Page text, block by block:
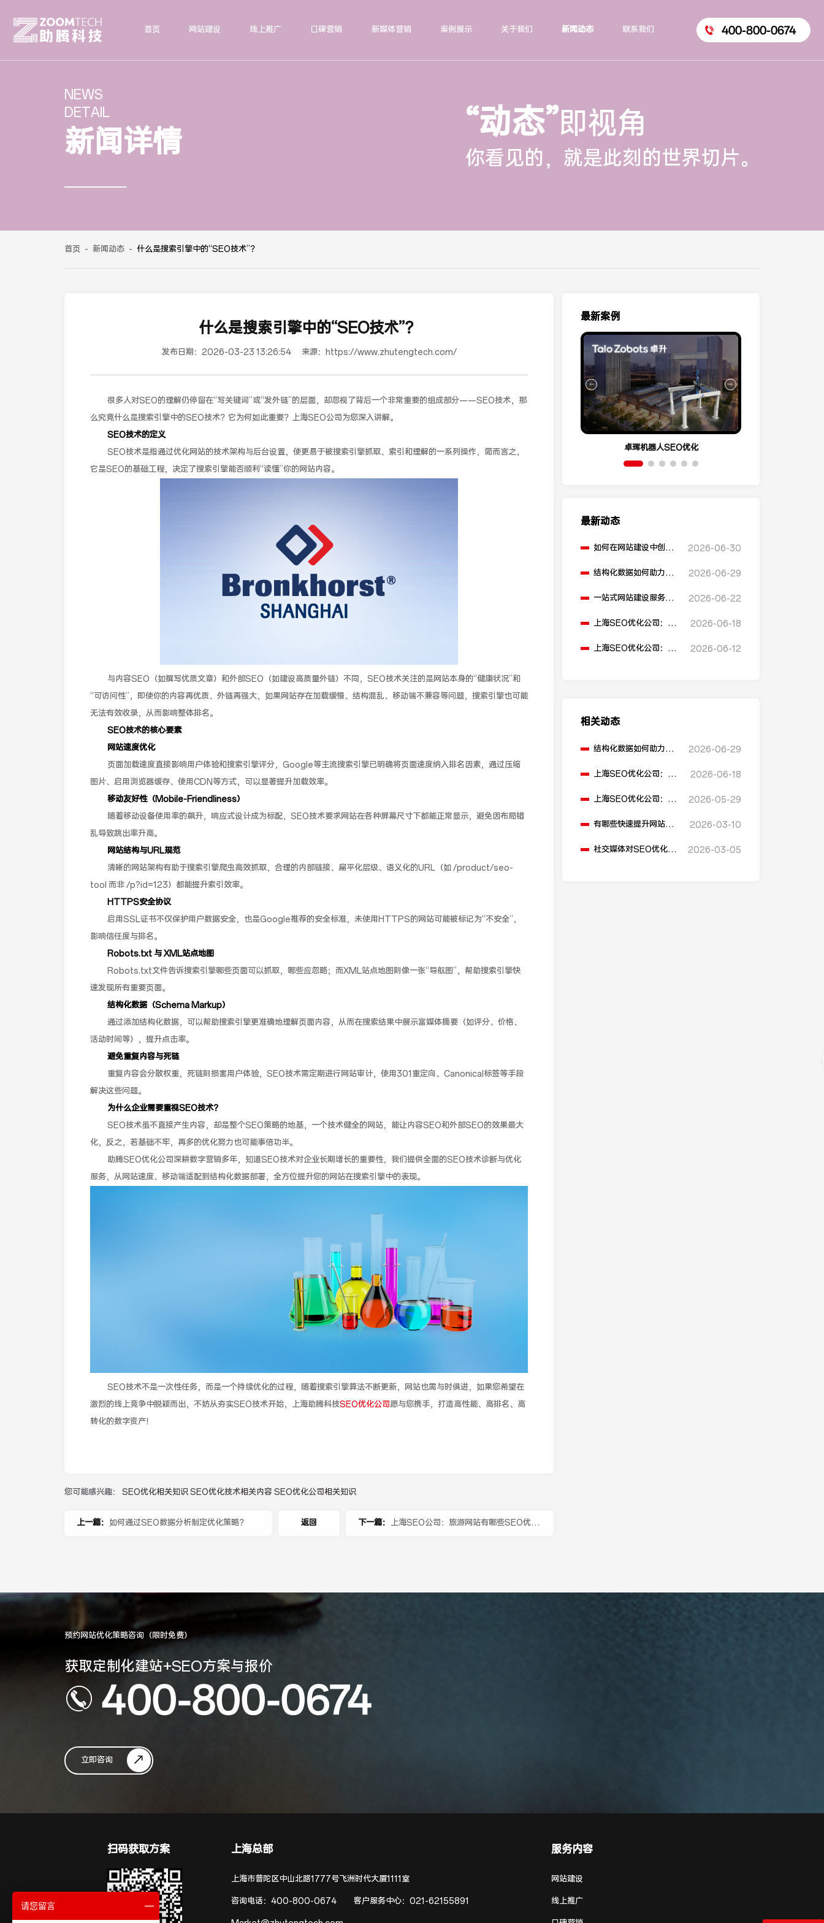
首页 网站建设 线上推广 口碑营销 新媒体营销 案例展示 关于我们 新闻动态 联系我们 400-800-0674
NEWS
DETAIL
新闻详情 “动态”即视角
你看见的，就是此刻的世界切片。
首页 - 新闻动态 - 什么是搜索引擎中的“SEO技术”？
什么是搜索引擎中的“SEO技术”？
发布日期： 2026-03-23 13:26:54 来源： https://www.zhutengtech.com/
很多人对SEO的理解仍停留在“写关键词”或“发外链”的层面，却忽视了背后一个非常重要的组成部分——SEO技术，那
么究竟什么是搜索引擎中的SEO技术？它为何如此重要？上海SEO公司为您深入讲解。
SEO技术的定义
SEO技术是指通过优化网站的技术架构与后台设置，使更易于被搜索引擎抓取、索引和理解的一系列操作，简而言之，
它是SEO的基础工程，决定了搜索引擎能否顺利“读懂”你的网站内容。
与内容SEO（如撰写优质文章）和外部SEO（如建设高质量外链）不同，SEO技术关注的是网站本身的“健康状况”和
“可访问性”，即使你的内容再优质、外链再强大，如果网站存在加载缓慢、结构混乱、移动端不兼容等问题，搜索引擎也可能
无法有效收录，从而影响整体排名。
SEO技术的核心要素
网站速度优化
页面加载速度直接影响用户体验和搜索引擎评分，Google等主流搜索引擎已明确将页面速度纳入排名因素，通过压缩
图片、启用浏览器缓存、使用CDN等方式，可以显著提升加载效率。
移动友好性（Mobile-Friendliness）
随着移动设备使用率的飙升，响应式设计成为标配，SEO技术要求网站在各种屏幕尺寸下都能正常显示，避免因布局错
乱导致跳出率升高。
网站结构与URL规范
清晰的网站架构有助于搜索引擎爬虫高效抓取，合理的内部链接、扁平化层级、语义化的URL（如 /product/seo-
tool 而非 /p?id=123）都能提升索引效率。
HTTPS安全协议
启用SSL证书不仅保护用户数据安全，也是Google推荐的安全标准，未使用HTTPS的网站可能被标记为“不安全”，
影响信任度与排名。
Robots.txt 与 XML站点地图
Robots.txt文件告诉搜索引擎哪些页面可以抓取，哪些应忽略；而XML站点地图则像一张“导航图”，帮助搜索引擎快
速发现所有重要页面。
结构化数据（Schema Markup）
通过添加结构化数据，可以帮助搜索引擎更准确地理解页面内容，从而在搜索结果中展示富媒体摘要（如评分、价格、
活动时间等），提升点击率。
避免重复内容与死链
重复内容会分散权重，死链则损害用户体验，SEO技术需定期进行网站审计，使用301重定向、Canonical标签等手段
解决这些问题。
为什么企业需要重视SEO技术？
SEO技术虽不直接产生内容，却是整个SEO策略的地基，一个技术健全的网站，能让内容SEO和外部SEO的效果最大
化，反之，若基础不牢，再多的优化努力也可能事倍功半。
助腾SEO优化公司深耕数字营销多年，知道SEO技术对企业长期增长的重要性，我们提供全面的SEO技术诊断与优化
服务，从网站速度、移动端适配到结构化数据部署，全方位提升您的网站在搜索引擎中的表现。
SEO技术不是一次性任务，而是一个持续优化的过程，随着搜索引擎算法不断更新，网站也需与时俱进，如果您希望在
激烈的线上竞争中脱颖而出，不妨从夯实SEO技术开始，上海助腾科技SEO优化公司愿与您携手，打造高性能、高排名、高
转化的数字资产！
您可能感兴趣： SEO优化相关知识SEO优化技术相关内容 SEO优化公司相关知识
上一篇： 如何通过SEO数据分析制定优化策略？ 下一篇： 上海SEO公司：旅游网站有哪些SEO优化
返回
最新案例
道合餐饮行业词SEO优化 卓珲机器人SEO优化
最新动态
如何在网站建设中创建
2026-06-30
结构化数据如何助力
2026-06-29
一站式网站建设服务平
2026-06-22
上海SEO优化公司：如
升点击率和SEO效果？
2026-06-18
上海SEO优化公司：有
2026-06-12
相关动态
结构化数据如何助力
2026-06-29
上海SEO优化公司：如
升点击率和SEO效果？
2026-06-18
上海SEO优化公司：自
优化？
2026-05-29
有哪些快速提升网站流
2026-03-10
社交媒体对SEO优化具
2026-03-05
预约网站优化策略咨询（限时免费）
获取定制化建站+SEO方案与报价
400-800-0674
立即咨询
扫码获取方案 上海总部
上海市普陀区中山北路1777号飞洲时代大厦1111室
咨询电话：400-800-0674 客户服务中心：021-62155891
服务内容
网站建设
线上推广
请您留言